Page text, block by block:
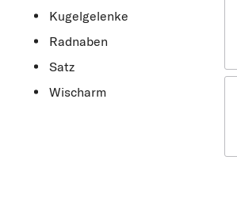
Kugelgelenke
Radnaben
Satz
Wischarm